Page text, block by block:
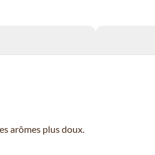
arômes plus doux.